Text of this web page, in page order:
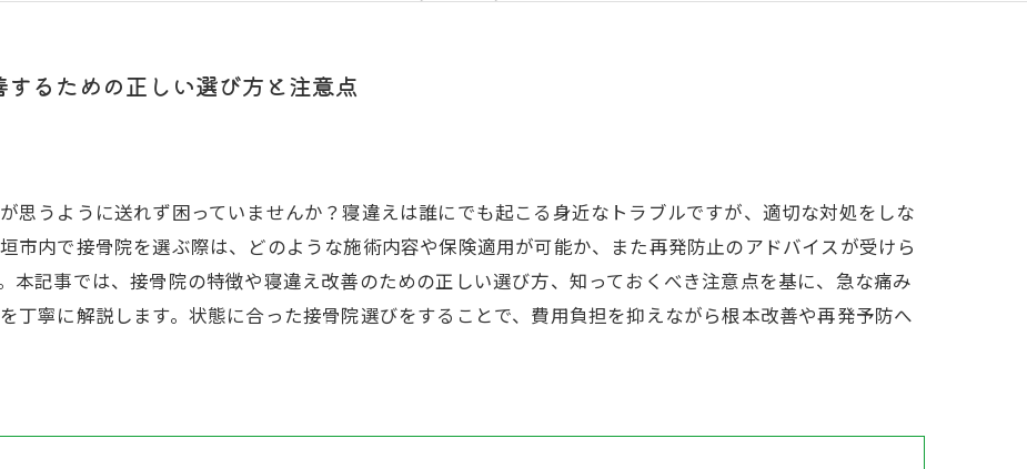
るための正しい選び方と注意点
思うように送れず困っていませんか？寝違えは誰にでも起こる身近なトラブルですが、適切な対処をしな
市内で接骨院を選ぶ際は、どのような施術内容や保険適用が可能か、また再発防止のアドバイスが受けら
本記事では、接骨院の特徴や寝違え改善のための正しい選び方、知っておくべき注意点を基に、急な痛み
丁寧に解説します。状態に合った接骨院選びをすることで、費用負担を抑えながら根本改善や再発予防へ